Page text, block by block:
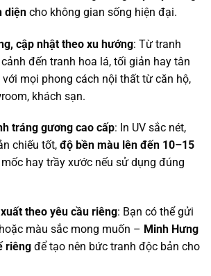
diện cho không gian sống hiện đại.
cập nhật theo xu hướng: Từ tranh
đến tranh hoa lá, tối giản hay tân
mọi phong cách nội thất từ căn hộ,
khách sạn.
tráng gương cao cấp: In UV sắc nét,
chiếu tốt, độ bền màu lên đến 10–15
hay trầy xước nếu sử dụng đúng
theo yêu cầu riêng: Bạn có thể gửi
màu sắc mong muốn – Minh Hưng
riêng để tạo nên bức tranh độc bản cho